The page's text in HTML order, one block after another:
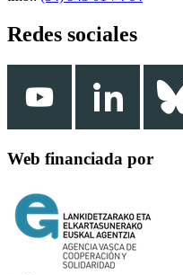
Redes sociales
Web financiada por